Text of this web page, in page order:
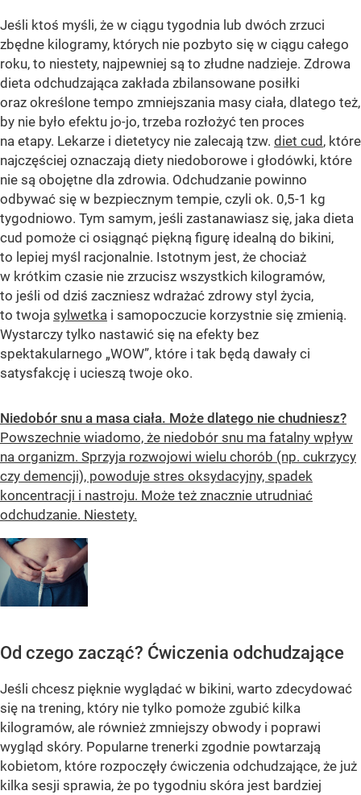
Jeśli ktoś myśli, że w ciągu tygodnia lub dwóch zrzuci
zbędne kilogramy, których nie pozbyto się w ciągu całego
roku, to niestety, najpewniej są to złudne nadzieje. Zdrowa
dieta odchudzająca zakłada zbilansowane posiłki
oraz określone tempo zmniejszania masy ciała, dlatego też,
by nie było efektu jo-jo, trzeba rozłożyć ten proces
na etapy. Lekarze i dietetycy nie zalecają tzw. diet cud, które
najczęściej oznaczają diety niedoborowe i głodówki, które
nie są obojętne dla zdrowia. Odchudzanie powinno
odbywać się w bezpiecznym tempie, czyli ok. 0,5-1 kg
tygodniowo. Tym samym, jeśli zastanawiasz się, jaka dieta
cud pomoże ci osiągnąć piękną figurę idealną do bikini,
to lepiej myśl racjonalnie. Istotnym jest, że chociaż
w krótkim czasie nie zrzucisz wszystkich kilogramów,
to jeśli od dziś zaczniesz wdrażać zdrowy styl życia,
to twoja sylwetka i samopoczucie korzystnie się zmienią.
Wystarczy tylko nastawić się na efekty bez
spektakularnego „WOW”, które i tak będą dawały ci
satysfakcję i ucieszą twoje oko.
Niedobór snu a masa ciała. Może dlatego nie chudniesz?
Powszechnie wiadomo, że niedobór snu ma fatalny wpływ
na organizm. Sprzyja rozwojowi wielu chorób (np. cukrzycy
czy demencji), powoduje stres oksydacyjny, spadek
koncentracji i nastroju. Może też znacznie utrudniać
odchudzanie. Niestety.
Od czego zacząć? Ćwiczenia odchudzające
Jeśli chcesz pięknie wyglądać w bikini, warto zdecydować
się na trening, który nie tylko pomoże zgubić kilka
kilogramów, ale również zmniejszy obwody i poprawi
wygląd skóry. Popularne trenerki zgodnie powtarzają
kobietom, które rozpoczęły ćwiczenia odchudzające, że już
kilka sesji sprawia, że po tygodniu skóra jest bardziej